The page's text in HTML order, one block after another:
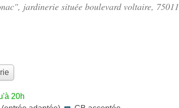
jardinerie située boulevard voltaire, 75011
20h